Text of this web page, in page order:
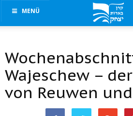
MENÜ
Wajeschew –
von Reuwen